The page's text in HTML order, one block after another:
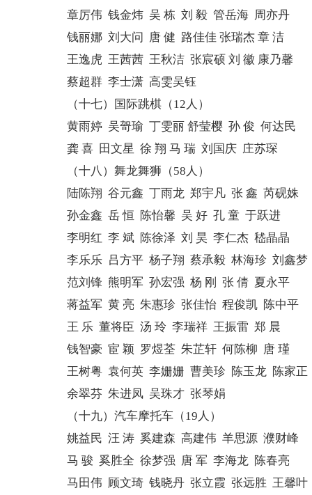
章厉伟 钱金炜 吴 栋 刘 毅 管岳海 周亦丹
钱丽娜 刘大问 唐 健 路佳佳 张瑞杰 章 洁
王逸虎 王茜茜 王秋洁 张宸硕 刘 徽 康乃馨
蔡超群 李士潇 高雯吴钰
（十七）国际跳棋（12人）
黄雨婷 吴哿瑜 丁雯丽 舒莹樱 孙 俊 何达民
龚 喜 田文星 徐 翔 马 瑞 刘国庆 庄苏琛
（十八）舞龙舞狮（58人）
陆陈翔 谷元鑫 丁雨龙 郑宇凡 张 鑫 芮砚姝
孙金鑫 岳 恒 陈怡馨 吴 好 孔 童 于跃进
李明红 李 斌 陈徐泽 刘 昊 李仁杰 嵇晶晶
李乐乐 吕方平 杨子翔 蔡承毅 林海珍 刘鑫梦
范刘锋 熊明军 孙宏强 杨 刚 张 倩 夏永平
蒋益军 黄 亮 朱惠珍 张佳怡 程俊凯 陈中平
王 乐 董将臣 汤 玲 李瑞祥 王振雷 郑 晨
钱智豪 宦 颖 罗煜荃 朱芷轩 何陈柳 唐 瑾
王树粤 袁何英 李姗姗 曹美珍 陈玉龙 陈家正
余翠芬 朱进凤 吴珠才 张琴娟
（十九）汽车摩托车（19人）
姚益民 汪 涛 奚建森 高建伟 羊思源 濮财峰
马 骏 奚胜全 徐梦强 唐 军 李海龙 陈春亮
马田伟 顾文琦 钱晓丹 张立霞 张远胜 王馨叶